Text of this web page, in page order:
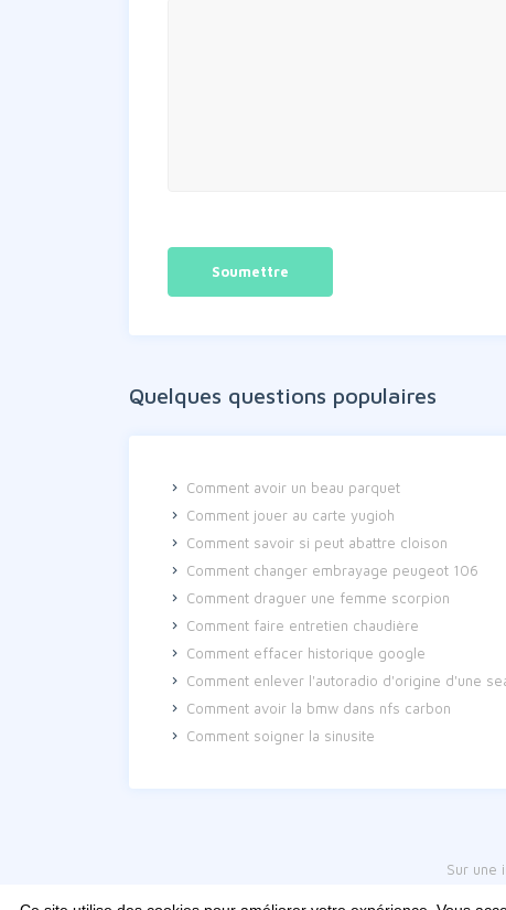
Quelques questions populaires
Comment avoir un beau parquet
Comment jouer au carte yugioh
Comment savoir si peut abattre cloison
Comment changer embrayage peugeot 106
Comment draguer une femme scorpion
Comment faire entretien chaudière
Comment effacer historique google
Comment enlever l'autoradio d'origine d'une
Comment avoir la bmw dans nfs carbon
Comment soigner la sinusite
Sur une